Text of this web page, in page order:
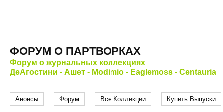
ФОРУМ О ПАРТВОРКАХ
Форум о журнальных коллекциях
ДеАгостини - Ашет - Modimio - Eaglemoss - Centauria
Анонсы Форум Все Коллекции Купить Выпуски